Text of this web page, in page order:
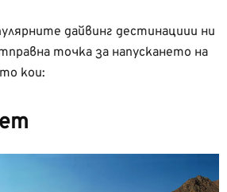
дайвинг дестинациии ни
точка за напускането на
кои: